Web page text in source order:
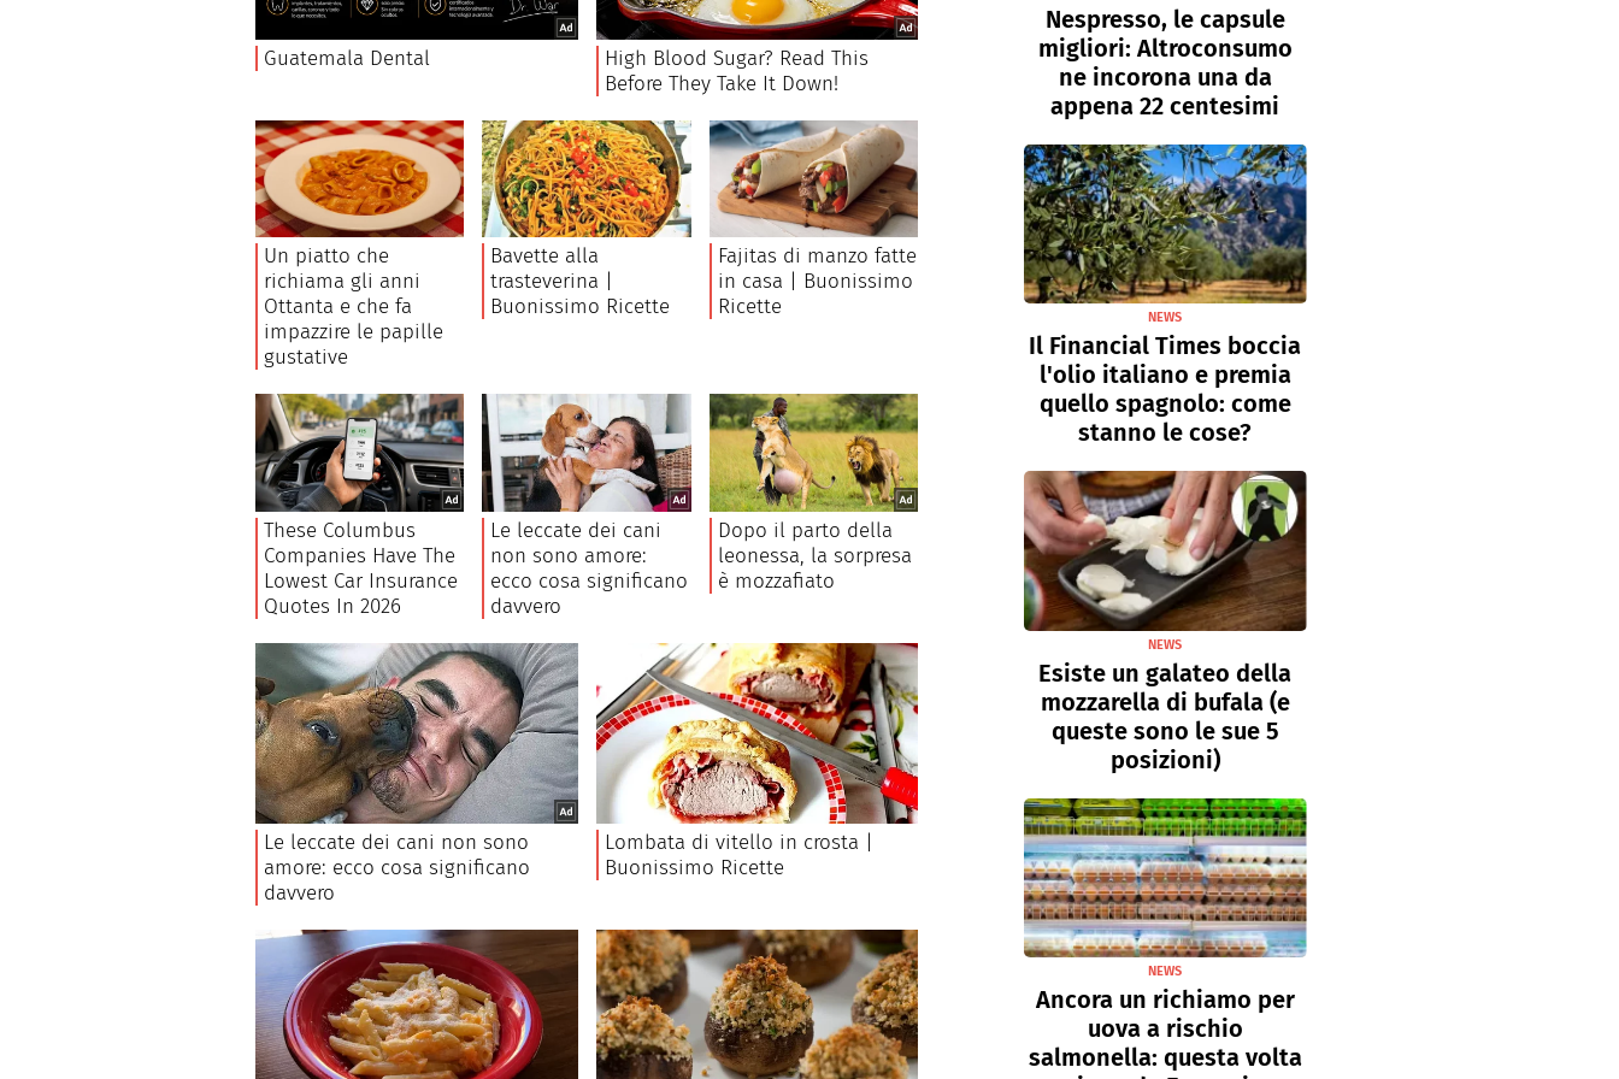
Nespresso, le capsule
migliori: Altroconsumo
ne incorona una da
appena 22 centesimi
NEWS
Il Financial Times boccia
l'olio italiano e premia
quello spagnolo: come
stanno le cose?
NEWS
Esiste un galateo della
mozzarella di bufala (e
queste sono le sue 5
posizioni)
NEWS
Ancora un richiamo per
uova a rischio
salmonella: questa volta